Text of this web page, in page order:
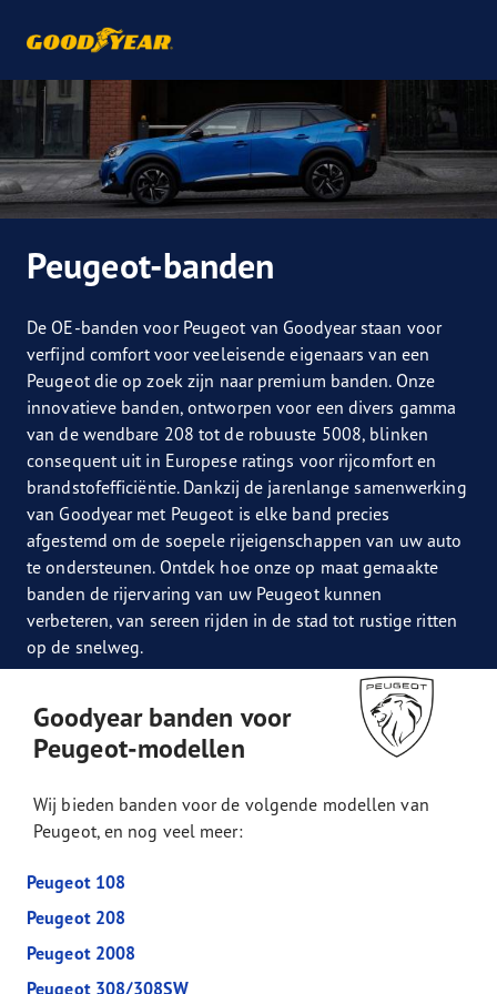
Peugeot-banden
De OE-banden voor Peugeot van Goodyear staan voor
verfijnd comfort voor veeleisende eigenaars van een
Peugeot die op zoek zijn naar premium banden. Onze
innovatieve banden, ontworpen voor een divers gamma
van de wendbare 208 tot de robuuste 5008, blinken
consequent uit in Europese ratings voor rijcomfort en
brandstofefficiëntie. Dankzij de jarenlange samenwerking
van Goodyear met Peugeot is elke band precies
afgestemd om de soepele rijeigenschappen van uw auto
te ondersteunen. Ontdek hoe onze op maat gemaakte
banden de rijervaring van uw Peugeot kunnen
verbeteren, van sereen rijden in de stad tot rustige ritten
op de snelweg.
Goodyear banden voor
Peugeot-modellen
Wij bieden banden voor de volgende modellen van
Peugeot, en nog veel meer:
Peugeot 108
Peugeot 208
Peugeot 2008
Peugeot 308/308SW